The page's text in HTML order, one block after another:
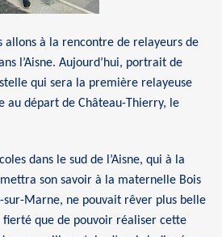
allons à la rencontre de relayeurs de
l’Aisne. Aujourd’hui, portrait de
qui sera la première relayeuse
au départ de Château-Thierry, le
dans le sud de l’Aisne, qui à la
son savoir à la maternelle Bois
sur-Marne, ne pouvait rêver plus belle
fierté que de pouvoir réaliser cette